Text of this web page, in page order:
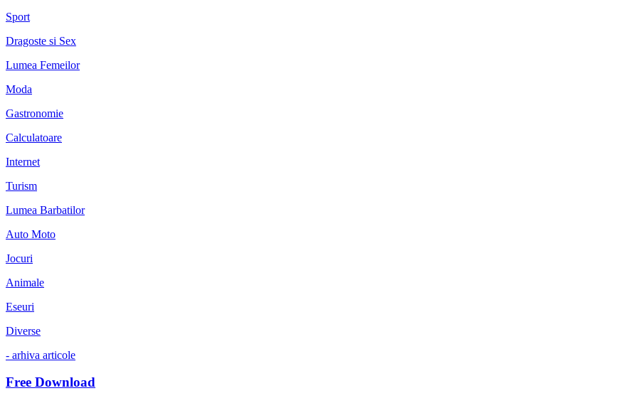
Sport
Dragoste si Sex
Lumea Femeilor
Moda
Gastronomie
Calculatoare
Internet
Turism
Lumea Barbatilor
Auto Moto
Jocuri
Animale
Eseuri
Diverse
- arhiva articole
Free Download